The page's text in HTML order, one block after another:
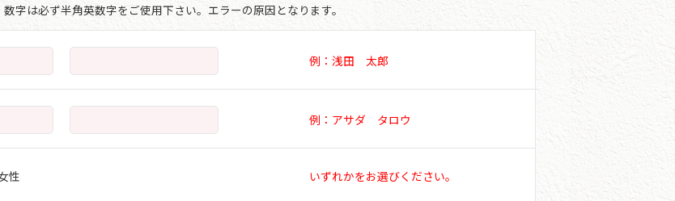
は必ず半角英数字をご使用下さい。エラーの原因となります。
例：浅田 太郎
例：アサダ タロウ
性 いずれかをお選びください。